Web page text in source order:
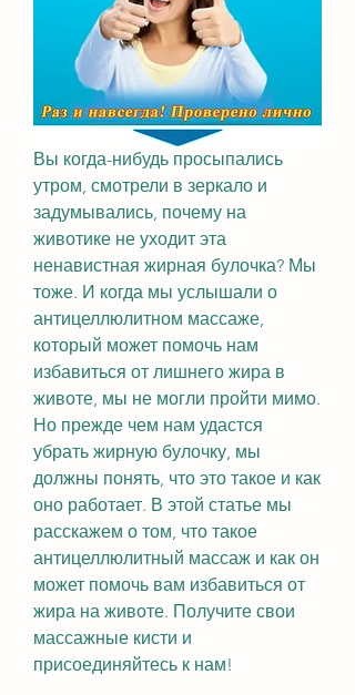
Вы когда-нибудь просыпались
утром, смотрели в зеркало и
задумывались, почему на
животике не уходит эта
ненавистная жирная булочка? Мы
тоже. И когда мы услышали о
антицеллюлитном массаже,
который может помочь нам
избавиться от лишнего жира в
животе, мы не могли пройти мимо.
Но прежде чем нам удастся
убрать жирную булочку, мы
должны понять, что это такое и как
оно работает. В этой статье мы
расскажем о том, что такое
антицеллюлитный массаж и как он
может помочь вам избавиться от
жира на животе. Получите свои
массажные кисти и
присоединяйтесь к нам!